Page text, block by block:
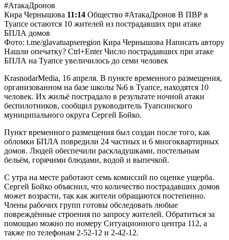
#АтакаДронов
Кира Чернышова 11:14 Общество #АтакаДронов В ПВР в
Туапсе остаются 10 жителей из пострадавших при атаке
БПЛА домов
Фото: t.me/glavatuapseregion Кира Чернышова Написать автору
Нашли опечатку? Ctrl+EnterЧисло пострадавших при атаке
БПЛА на Туапсе увеличилось до семи человек
KrasnodarMedia, 16 апреля. В пункте временного размещения,
организованном на базе школы №6 в Туапсе, находятся 10
человек. Их жильё пострадало в результате ночной атаки
беспилотников, сообщил руководитель Туапсинского
муниципального округа Сергей Бойко.
Пункт временного размещения был создан после того, как
обломки БПЛА повредили 24 частных и 6 многоквартирных
домов. Людей обеспечили раскладушками, постельным
бельём, горячими блюдами, водой и выпечкой.
С утра на месте работают семь комиссий по оценке ущерба.
Сергей Бойко объяснил, что количество пострадавших домов
может возрасти, так как жители обращаются постепенно.
Члены рабочих групп готовы обследовать любые
повреждённые строения по запросу жителей. Обратиться за
помощью можно по номеру Ситуационного центра 112, а
также по телефонам 2-52-12 и 2-42-12.